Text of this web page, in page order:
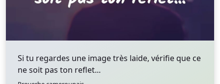
Si tu regardes une image très laide, vérifie que ce
ne soit pas ton reflet...